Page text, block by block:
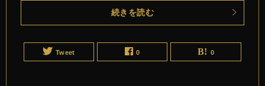
続きを読む
Tweet 0 0